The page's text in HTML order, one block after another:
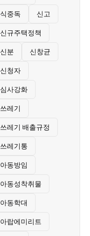
식중독 신고
신규주택정책
신분 신창균
신청자
심사강화
쓰레기
쓰레기 배출규정
쓰레기통
아동방임
아동성착취물
아동학대
아랍에미리트